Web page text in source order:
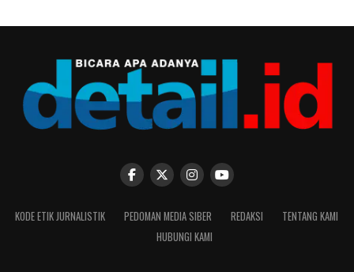
KODE ETIK JURNALISTIK PEDOMAN MEDIA SIBER REDAKSI
TENTANG KAMI
HUBUNGI KAMI